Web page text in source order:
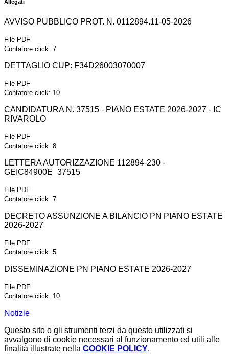
Allegati
AVVISO PUBBLICO PROT. N. 0112894.11-05-2026
File PDF
Contatore click: 7
DETTAGLIO CUP: F34D26003070007
File PDF
Contatore click: 10
CANDIDATURA N. 37515 - PIANO ESTATE 2026-2027 - IC
RIVAROLO
File PDF
Contatore click: 8
LETTERA AUTORIZZAZIONE 112894-230 -
GEIC84900E_37515
File PDF
Contatore click: 7
DECRETO ASSUNZIONE A BILANCIO PN PIANO ESTATE
2026-2027
File PDF
Contatore click: 5
DISSEMINAZIONE PN PIANO ESTATE 2026-2027
File PDF
Contatore click: 10
Notizie
Questo sito o gli strumenti terzi da questo utilizzati si
avvalgono di cookie necessari al funzionamento ed utili alle
finalità illustrate nella COOKIE POLICY.